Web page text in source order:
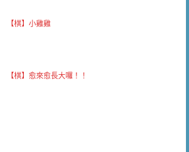
【棋】小雞雞
【棋】愈來愈長大囉！！